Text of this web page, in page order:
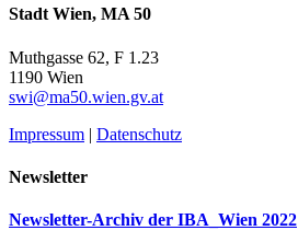
Stadt Wien, MA 50
Muthgasse 62, F 1.23
1190 Wien
swi@ma50.wien.gv.at
Impressum | Datenschutz
Newsletter
Newsletter-Archiv der IBA_Wien 2022